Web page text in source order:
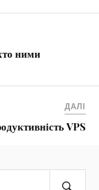
ними
ДАЛІ
VPS